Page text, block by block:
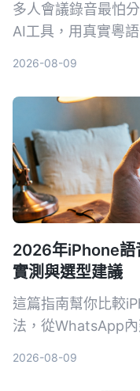
多人會議錄音最怕
AI工具，用真實粵
時間。
2026-08-09
2026年iPhone語
實測與選型建議
這篇指南幫你比較
法，從WhatsApp
2026-08-09